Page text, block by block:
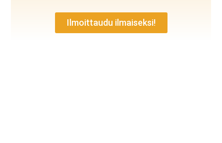
Ilmoittaudu ilmaiseksi!